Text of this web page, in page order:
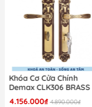
Khóa Cơ Cửa Chính
Demax CLK306 BRASS
4.156.000₫ 4.890.000₫